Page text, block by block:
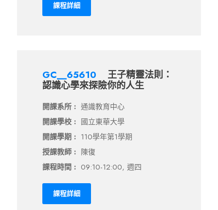
課程詳細
GC__65610
王子精靈法則：
認識心學來探險你的人生
開課系所 : 通識教育中心
開課學校 : 國立東華大學
開課學期 : 110學年第1學期
授課教師 : 陳復
課程時間 : 09:10-12:00, 週四
課程詳細